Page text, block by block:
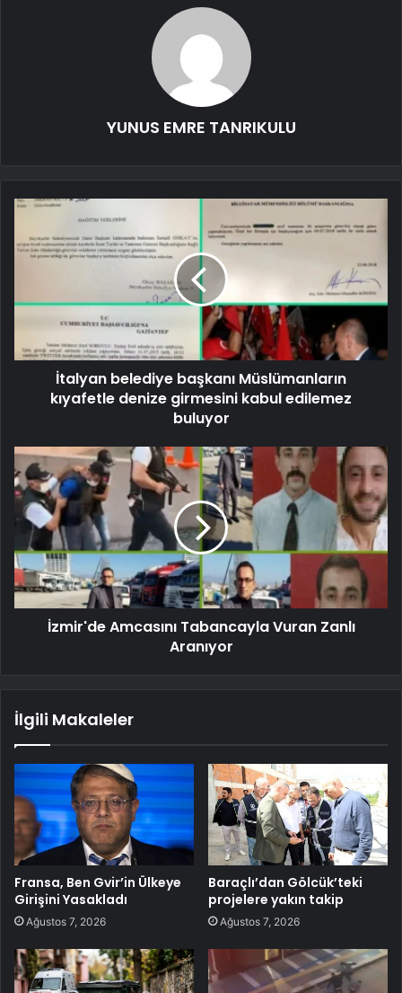
YUNUS EMRE TANRIKULU
İtalyan belediye başkanı Müslümanların
kıyafetle denize girmesini kabul edilemez
buluyor
İzmir'de Amcasını Tabancayla Vuran Zanlı
Aranıyor
İlgili Makaleler
Fransa, Ben Gvir’in Ülkeye
Girişini Yasakladı
Ağustos 7, 2026
Baraçlı’dan Gölcük’teki
projelere yakın takip
Ağustos 7, 2026